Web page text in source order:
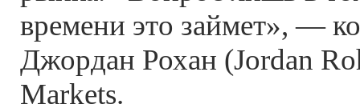
времени это займет», —
Джордан Рохан (Jordan
Markets.